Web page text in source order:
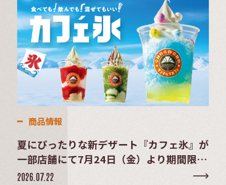
商品情報
夏にぴったりな新デザート『カフェ氷』が
一部店舗にて7月24日（金）より期間限定
販売
2026.07.22